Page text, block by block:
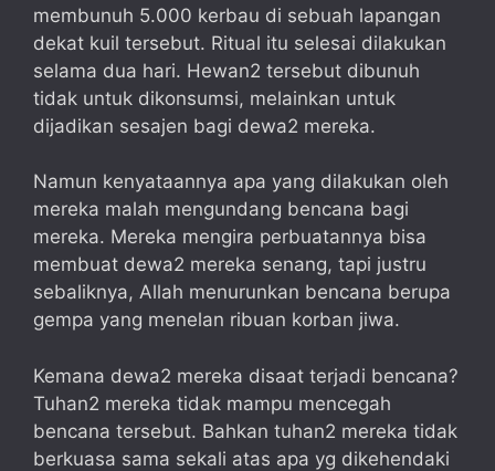
membunuh 5.000 kerbau di sebuah lapangan
dekat kuil tersebut. Ritual itu selesai dilakukan
selama dua hari. Hewan2 tersebut dibunuh
tidak untuk dikonsumsi, melainkan untuk
dijadikan sesajen bagi dewa2 mereka.
Namun kenyataannya apa yang dilakukan oleh
mereka malah mengundang bencana bagi
mereka. Mereka mengira perbuatannya bisa
membuat dewa2 mereka senang, tapi justru
sebaliknya, Allah menurunkan bencana berupa
gempa yang menelan ribuan korban jiwa.
Kemana dewa2 mereka disaat terjadi bencana?
Tuhan2 mereka tidak mampu mencegah
bencana tersebut. Bahkan tuhan2 mereka tidak
berkuasa sama sekali atas apa yg dikehendaki